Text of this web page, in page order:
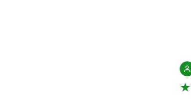
★